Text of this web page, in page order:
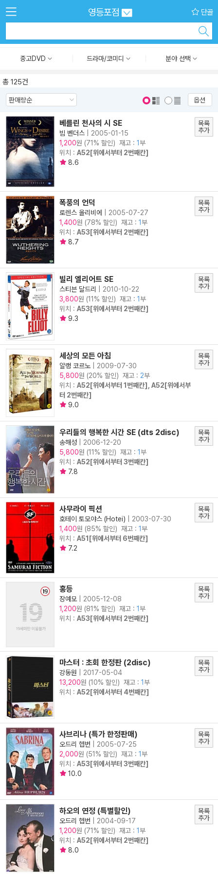
영등포점 단골
중고DVD 드라마/코미디 분야 선택
총 125건
옵션
베를린 천사의 시 SE
빔 벤더스 2005-01-15
1,200원 (71% 할인) 재고 : 1부
위치 : A52[위에서부터 2번째칸]
8.6
목록
추가
폭풍의 언덕
로렌스 올리비에 2005-07-27
1,400원 (78% 할인) 재고 : 1부
위치 : A53[위에서부터 2번째칸]
8.7
목록
추가
빌리 엘리어트 SE
스티븐 달드리 2010-10-22
3,800원 (11% 할인) 재고 : 1부
위치 : A53[위에서부터 2번째칸]
9.3
목록
추가
세상의 모든 아침
알랭 코르노 2009-07-30
5,800원 (20% 할인) 재고 : 2부
위치 : A52[위에서부터 1번째칸], A52[위에서부
터 2번째칸]
9.0
목록
추가
우리들의 행복한 시간 SE (dts 2disc)
송해성 2006-12-20
5,800원 (11% 할인) 재고 : 1부
위치 : A52[위에서부터 3번째칸]
7.8
목록
추가
사무라이 픽션
호테이 토모야스 (Hotei) 2003-07-30
1,400원 (85% 할인) 재고 : 1부
위치 : A51[위에서부터 6번째칸]
7.2
목록
추가
홍등
장예모 2005-12-08
1,200원 (81% 할인) 재고 : 1부
위치 : A53[위에서부터 2번째칸]
목록
추가
마스터 : 초회 한정판 (2disc)
강동원 2017-05-04
13,200원 (10% 할인) 재고 : 1부
위치 : A52[위에서부터 4번째칸]
목록
추가
사브리나 (특가 한정판매)
오드리 헵번 2005-07-25
2,000원 (51% 할인) 재고 : 1부
위치 : A53[위에서부터 3번째칸]
10.0
목록
추가
하오의 연정 (특별할인)
오드리 헵번 2004-09-17
1,200원 (71% 할인) 재고 : 1부
위치 : A52[위에서부터 2번째칸]
8.0
목록
추가